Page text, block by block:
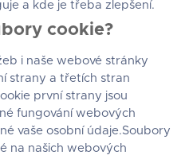
a kde je třeba zlepšení.
cookie?
i naše webové stránky
strany a třetích stran
první strany jsou
fungování webových
vaše osobní údaje.Soubory
na našich webových